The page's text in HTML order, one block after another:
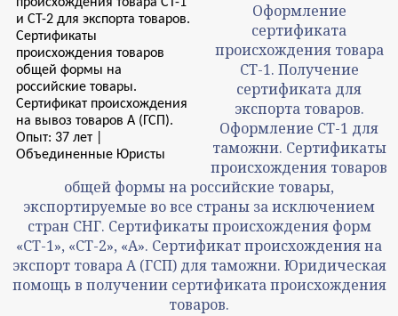
Оформление
сертификата
происхождения товара
СТ-1. Получение
сертификата для
экспорта товаров.
Оформление СТ-1 для
таможни. Сертификаты
происхождения товаров
общей формы на российские товары,
экспортируемые во все страны за исключением
стран СНГ. Сертификаты происхождения форм
«СТ-1», «СТ-2», «А». Сертификат происхождения на
экспорт товара А (ГСП) для таможни. Юридическая
помощь в получении сертификата происхождения
товаров.